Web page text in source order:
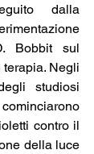
dalla
Bobbit sul
Negli
studiosi
contro il
della luce